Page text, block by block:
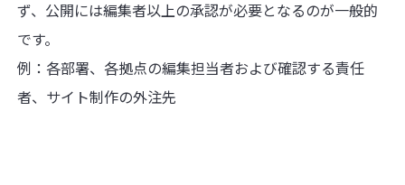
ず、公開には編集者以上の承認が必要となるのが一般的
です。
例：各部署、各拠点の編集担当者および確認する責任
者、サイト制作の外注先